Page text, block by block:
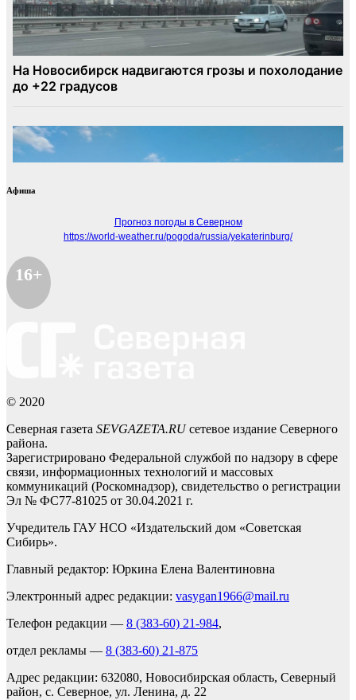
Афиша
Прогноз погоды в Северном
https://world-weather.ru/pogoda/russia/yekaterinburg/
16+
© 2020
Северная газета SEVGAZETA.RUсетевое издание Северного
района.
Зарегистрировано Федеральной службой по надзору в сфере
связи, информационных технологий и массовых
коммуникаций (Роскомнадзор), свидетельство о регистрации
Эл № ФС77-81025 от 30.04.2021 г.
Учредитель ГАУ НСО «Издательский дом «Советская
Сибирь».
Главный редактор: Юркина Елена Валентиновна
Электронный адрес редакции: vasygan1966@mail.ru
Телефон редакции — 8 (383-60) 21-984,
отдел рекламы — 8 (383-60) 21-875
Адрес редакции: 632080, Новосибирская область, Северный
район, с. Северное, ул. Ленина, д. 22